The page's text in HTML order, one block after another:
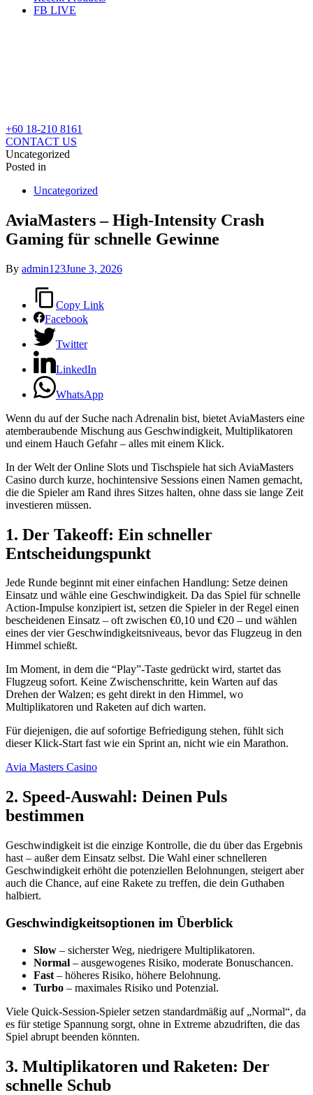
FB LIVE
+60 18-210 8161
CONTACT US
Uncategorized
Posted in
Uncategorized
AviaMasters – High‑Intensity Crash
Gaming für schnelle Gewinne
By admin123June 3, 2026
Copy Link
Facebook
Twitter
LinkedIn
WhatsApp
Wenn du auf der Suche nach Adrenalin bist, bietet AviaMasters eine
atemberaubende Mischung aus Geschwindigkeit, Multiplikatoren
und einem Hauch Gefahr – alles mit einem Klick.
In der Welt der Online Slots und Tischspiele hat sich AviaMasters
Casino durch kurze, hochintensive Sessions einen Namen gemacht,
die die Spieler am Rand ihres Sitzes halten, ohne dass sie lange Zeit
investieren müssen.
1. Der Takeoff: Ein schneller
Entscheidungspunkt
Jede Runde beginnt mit einer einfachen Handlung: Setze deinen
Einsatz und wähle eine Geschwindigkeit. Da das Spiel für schnelle
Action-Impulse konzipiert ist, setzen die Spieler in der Regel einen
bescheidenen Einsatz – oft zwischen €0,10 und €20 – und wählen
eines der vier Geschwindigkeitsniveaus, bevor das Flugzeug in den
Himmel schießt.
Im Moment, in dem die “Play”-Taste gedrückt wird, startet das
Flugzeug sofort. Keine Zwischenschritte, kein Warten auf das
Drehen der Walzen; es geht direkt in den Himmel, wo
Multiplikatoren und Raketen auf dich warten.
Für diejenigen, die auf sofortige Befriedigung stehen, fühlt sich
dieser Klick-Start fast wie ein Sprint an, nicht wie ein Marathon.
Avia Masters Casino
2. Speed-Auswahl: Deinen Puls
bestimmen
Geschwindigkeit ist die einzige Kontrolle, die du über das Ergebnis
hast – außer dem Einsatz selbst. Die Wahl einer schnelleren
Geschwindigkeit erhöht die potenziellen Belohnungen, steigert aber
auch die Chance, auf eine Rakete zu treffen, die dein Guthaben
halbiert.
Geschwindigkeitsoptionen im Überblick
Slow – sicherster Weg, niedrigere Multiplikatoren.
Normal – ausgewogenes Risiko, moderate Bonuschancen.
Fast – höheres Risiko, höhere Belohnung.
Turbo – maximales Risiko und Potenzial.
Viele Quick-Session-Spieler setzen standardmäßig auf „Normal“, da
es für stetige Spannung sorgt, ohne in Extreme abzudriften, die das
Spiel abrupt beenden könnten.
3. Multiplikatoren und Raketen: Der
schnelle Schub